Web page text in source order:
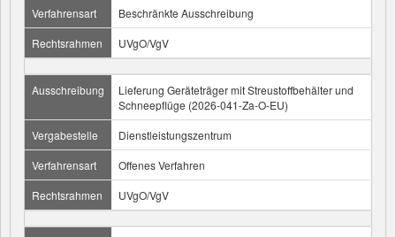
Verfahrensart
Beschränkte Ausschreibung
Rechtsrahmen
UVgO/VgV
Ausschreibung
Lieferung Geräteträger mit Streustoffbehälter und
Schneepflüge (2026-041-Za-O-EU)
Vergabestelle
Dienstleistungszentrum
Verfahrensart
Offenes Verfahren
Rechtsrahmen
UVgO/VgV